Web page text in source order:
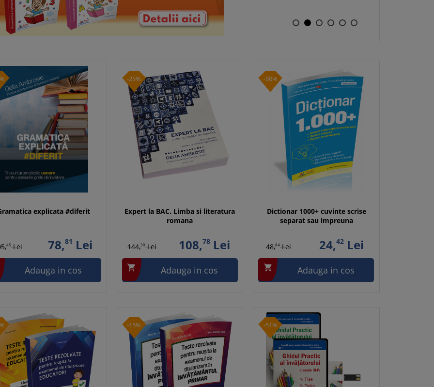
explicata #diferit
45Lei 78,81 Lei
Adauga in cos
-25%
Expert la BAC. Limba si literatura
romana
144,30Lei 108,78 Lei
 Adauga in cos
-50%
Dictionar 1000+ cuvinte scrise
separat sau impreuna
48,84Lei 24,42Lei
 Adauga in cos
-15% -51%